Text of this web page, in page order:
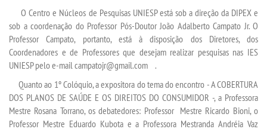
O Centro e Núcleos de Pesquisas UNIESP está sob a direção da DIPEX e
sob a coordenação do Professor Pós-Doutor João Adalberto Campato Jr. O
Professor Campato, portanto, está à disposição dos Diretores, dos
Coordenadores e de Professores que desejam realizar pesquisas nas IES
UNIESP pelo e-mail campatojr@gmail.com .
Quanto ao 1º Colóquio, a expositora do tema do encontro - A COBERTURA
DOS PLANOS DE SAÚDE E OS DIREITOS DO CONSUMIDOR -, a Professora
Mestre Rosana Torrano, os debatedores: Professor Mestre Ricardo Bioni, o
Professor Mestre Eduardo Kubota e a Professora Mestranda Andréia Vaz